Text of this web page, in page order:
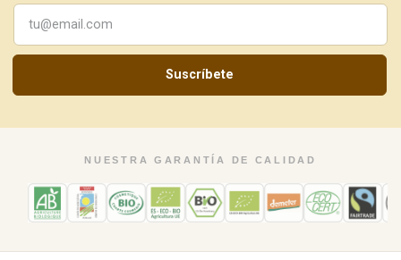
Suscríbete
NUESTRA GARANTÍA DE CALIDAD